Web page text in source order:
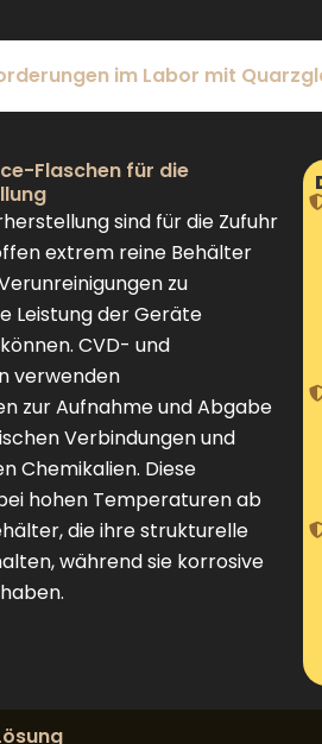
im Labor mit
Flaschen für die
sind für die Zufuhr
extrem reine Behälter
zu
Leistung der Geräte
CVD- und
verwenden
zur Aufnahme und Abgabe
Verbindungen und
Chemikalien. Diese
hohen Temperaturen ab
die ihre strukturelle
während sie korrosive